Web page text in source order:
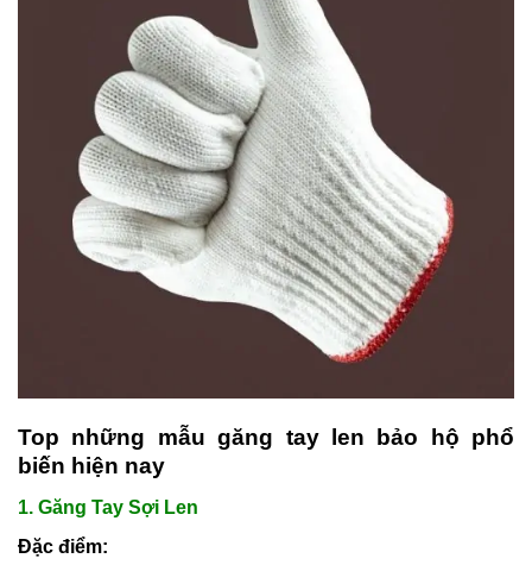
Top những mẫu găng tay len bảo hộ phổ
biến hiện nay
1. Găng Tay Sợi Len
Đặc điểm: